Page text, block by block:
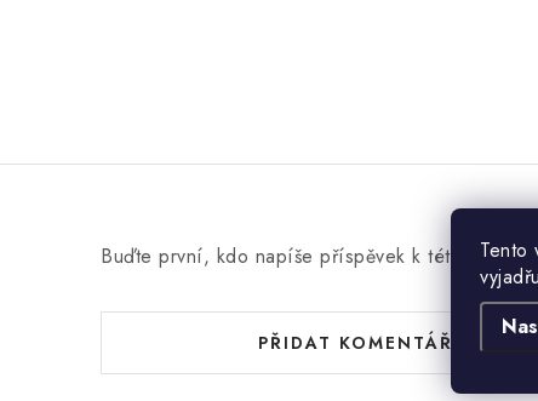
Tento
Buďte první, kdo napíše příspěvek k této
PŘIDAT KOMENTÁŘ